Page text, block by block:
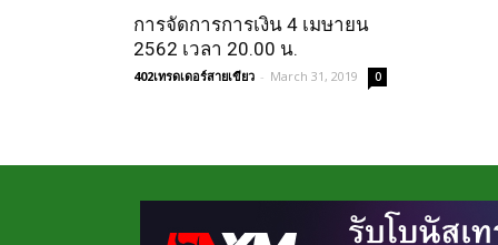
การจัดการการเงิน 4 เมษายน
2562 เวลา 20.00 น.
402เทรดเดอร์สายเขียว - March 31, 2019 0